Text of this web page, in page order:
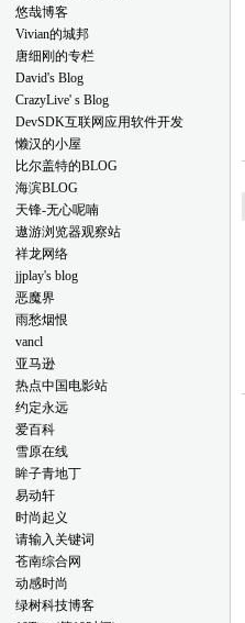
的，晕死，看来在老马的地盘，还
是专心点好
悠哉博客
Vivian的城邦
唐细刚的专栏
David's Blog
CrazyLive' s Blog
DevSDK互联网应用软件开发
懒汉的小屋
比尔盖特的BLOG
海滨BLOG
天锋-无心呢喃
遨游浏览器观察站
祥龙网络
jjplay's blog
恶魔界
雨愁烟恨
vancl
亚马逊
热点中国电影站
约定永远
爱百科
雪原在线
眸子青地丁
易动轩
时尚起义
请输入关键词
苍南综合网
动感时尚
绿树科技博客